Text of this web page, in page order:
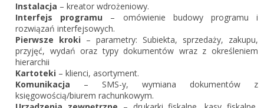
Instalacja – kreator wdrożeniowy.
Interfejs programu – omówienie budowy programu i
rozwiązań interfejsowych.
Pierwsze kroki – parametry: Subiekta, sprzedaży, zakupu,
przyjęć, wydań oraz typy dokumentów wraz z określeniem
hierarchii
Kartoteki – klienci, asortyment.
Komunikacja – SMS-y, wymiana dokumentów z
księgowością/biurem rachunkowym.